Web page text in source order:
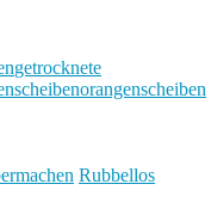
getrocknete
orangenscheiben
Rubbellos